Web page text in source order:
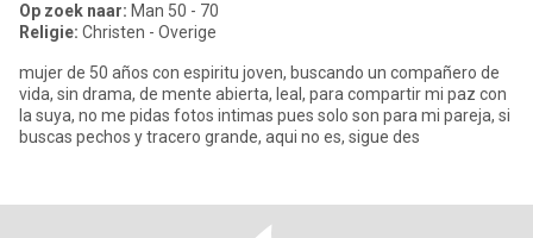
Op zoek naar: Man 50 - 70
Religie: Christen - Overige
mujer de 50 años con espiritu joven, buscando un compañero de
vida, sin drama, de mente abierta, leal, para compartir mi paz con
la suya, no me pidas fotos intimas pues solo son para mi pareja, si
buscas pechos y tracero grande, aqui no es, sigue des